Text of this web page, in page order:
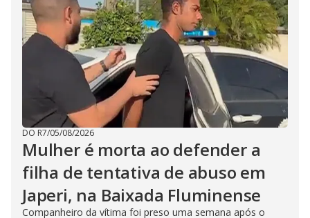
DO R7/05/08/2026
Mulher é morta ao defender a
filha de tentativa de abuso em
Japeri, na Baixada Fluminense
Companheiro da vítima foi preso uma semana após o